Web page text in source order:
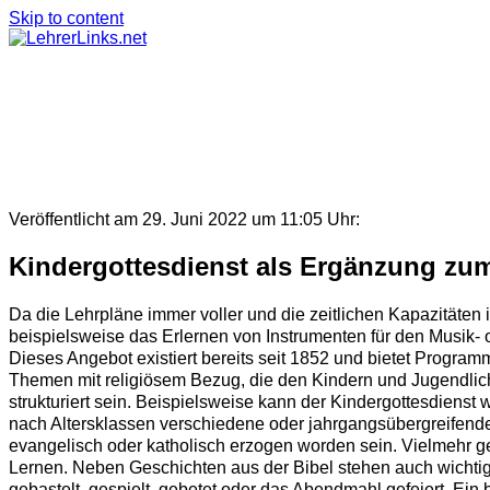
Skip to content
Veröffentlicht am 29. Juni 2022 um 11:05 Uhr:
Kindergottesdienst als Ergänzung
Da die Lehrpläne immer voller und die zeitlichen
beispielsweise das Erlernen von Instrumenten für den
Dieses Angebot existiert bereits seit 1852 und bietet
Themen mit religiösem Bezug, die den Kindern und
strukturiert sein. Beispielsweise kann der Kindergottesdienst
nach Altersklassen verschiedene oder
evangelisch oder katholisch erzogen worden sein. Vielmehr
Lernen. Neben Geschichten aus der Bibel stehen auch